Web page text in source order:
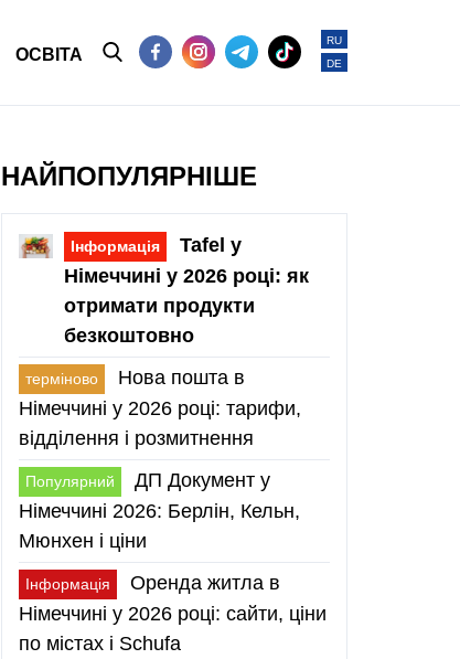
ОСВІТА
RU
DE
НАЙПОПУЛЯРНІШЕ
Інформація
Tafel у
Німеччині у 2026 році: як
отримати продукти
безкоштовно
терміново
Нова пошта в
Німеччині у 2026 році: тарифи,
відділення і розмитнення
Популярний
ДП Документ у
Німеччині 2026: Берлін, Кельн,
Мюнхен і ціни
Інформація
Оренда житла в
Німеччині у 2026 році: сайти, ціни
по містах і Schufa